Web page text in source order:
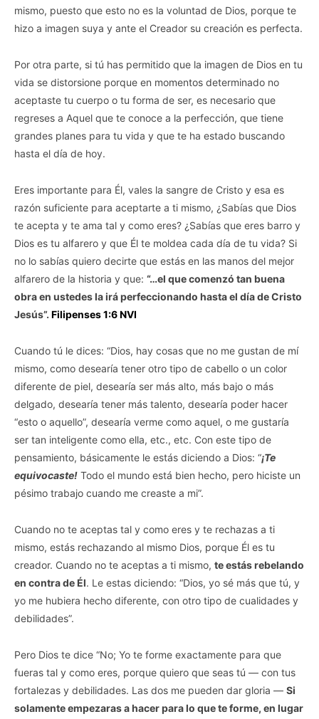
mismo, puesto que esto no es la voluntad de Dios, porque te
hizo a imagen suya y ante el Creador su creación es perfecta.
Por otra parte, si tú has permitido que la imagen de Dios en tu
vida se distorsione porque en momentos determinado no
aceptaste tu cuerpo o tu forma de ser, es necesario que
regreses a Aquel que te conoce a la perfección, que tiene
grandes planes para tu vida y que te ha estado buscando
hasta el día de hoy.
Eres importante para Él, vales la sangre de Cristo y esa es
razón suficiente para aceptarte a ti mismo, ¿Sabías que Dios
te acepta y te ama tal y como eres? ¿Sabías que eres barro y
Dios es tu alfarero y que Él te moldea cada día de tu vida? Si
no lo sabías quiero decirte que estás en las manos del mejor
alfarero de la historia y que: “…el que comenzó tan buena
obra en ustedes la irá perfeccionando hasta el día de Cristo
Jesús”. Filipenses 1:6 NVI
Cuando tú le dices: “Dios, hay cosas que no me gustan de mí
mismo, como desearía tener otro tipo de cabello o un color
diferente de piel, desearía ser más alto, más bajo o más
delgado, desearía tener más talento, desearía poder hacer
“esto o aquello”, desearía verme como aquel, o me gustaría
ser tan inteligente como ella, etc., etc. Con este tipo de
pensamiento, básicamente le estás diciendo a Dios: “¡Te
equivocaste! Todo el mundo está bien hecho, pero hiciste un
pésimo trabajo cuando me creaste a mi”.
Cuando no te aceptas tal y como eres y te rechazas a ti
mismo, estás rechazando al mismo Dios, porque Él es tu
creador. Cuando no te aceptas a ti mismo, te estás rebelando
en contra de Él. Le estas diciendo: “Dios, yo sé más que tú, y
yo me hubiera hecho diferente, con otro tipo de cualidades y
debilidades”.
Pero Dios te dice “No; Yo te forme exactamente para que
fueras tal y como eres, porque quiero que seas tú — con tus
fortalezas y debilidades. Las dos me pueden dar gloria — Si
solamente empezaras a hacer para lo que te forme, en lugar